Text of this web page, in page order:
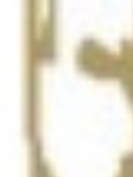
Der deutliche Erfolg im ersten
Ausgangsposition, entschieden ist die
Atzgersdorf wird alles daran setzen, mit